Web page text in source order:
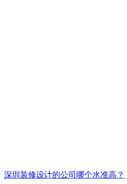
深圳装修设计的公司哪个水准高？